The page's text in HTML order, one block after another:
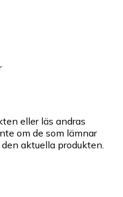
eller läs andras
om de som lämnar
aktuella produkten.